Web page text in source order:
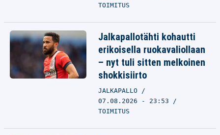
TOIMITUS
Jalkapallotähti kohautti
erikoisella ruokavaliollaan
– nyt tuli sitten melkoinen
shokkisiirto
JALKAPALLO
07.08.2026 - 23:53
TOIMITUS